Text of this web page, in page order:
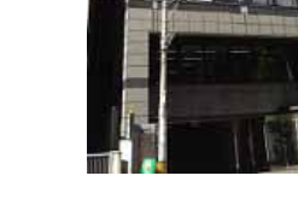
心斎橋イーストビル